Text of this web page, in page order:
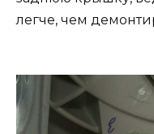
легче, чем